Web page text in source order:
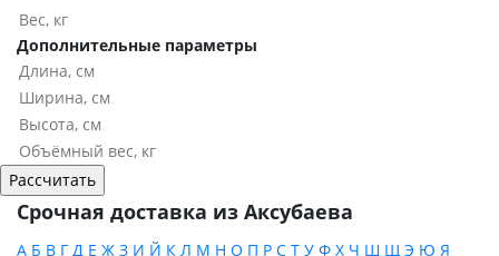
Дополнительные параметры
Срочная доставка из Аксубаева
А Б В Г Д Е Ж З И Й К Л М Н О П Р С Т У Ф Х Ч Ш Щ Э Ю Я